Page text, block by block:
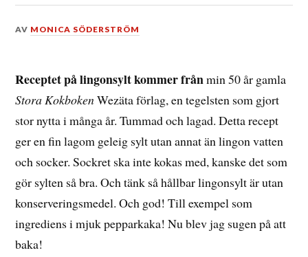
DEN
2022
AV MONICA SÖDERSTRÖM
Receptet på lingonsylt kommer frånmin 50 år gamla
Stora KokbokenWezäta förlag, en tegelsten som gjort
stor nytta i många år. Tummad och lagad. Detta recept
ger en fin lagom geleig sylt utan annat än lingon vatten
och socker. Sockret ska inte kokas med, kanske det som
gör sylten så bra. Och tänk så hållbar lingonsylt är utan
konserveringsmedel. Och god! Till exempel som
ingrediens i mjuk pepparkaka! Nu blev jag sugen på att
baka!